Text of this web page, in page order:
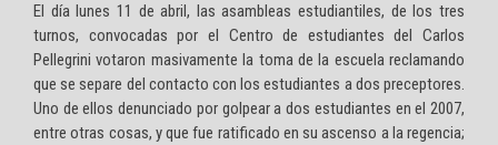
El día lunes 11 de abril, las asambleas estudiantiles, de los tres
turnos, convocadas por el Centro de estudiantes del Carlos
Pellegrini votaron masivamente la toma de la escuela reclamando
que se separe del contacto con los estudiantes a dos preceptores.
Uno de ellos denunciado por golpear a dos estudiantes en el 2007,
entre otras cosas, y que fue ratificado en su ascenso a la regencia;